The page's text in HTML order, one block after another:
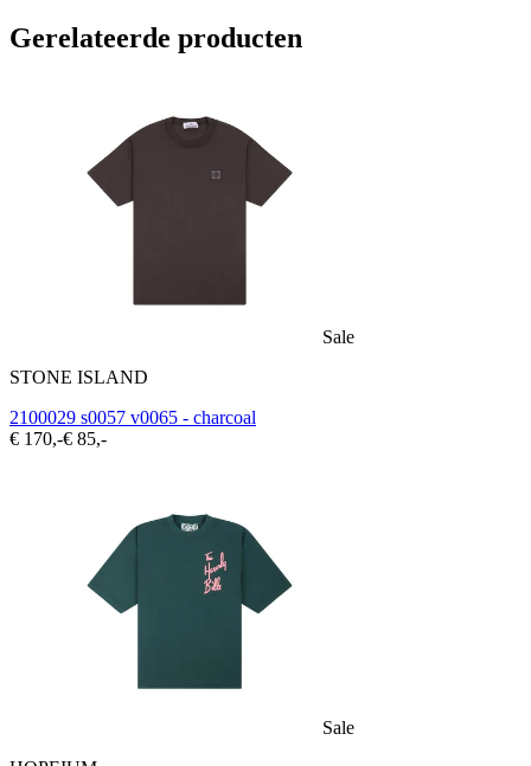
Gerelateerde producten
Sale
STONE ISLAND
2100029 s0057 v0065 - charcoal
€ 170,-€ 85,-
Sale